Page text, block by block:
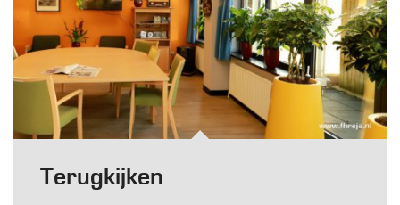
Terugkijken